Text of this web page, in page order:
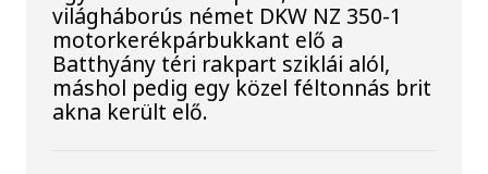
világháborús német DKW NZ 350-1
motorkerékpárbukkant elő a
Batthyány téri rakpart sziklái alól,
máshol pedig egy közel féltonnás brit
akna került elő.